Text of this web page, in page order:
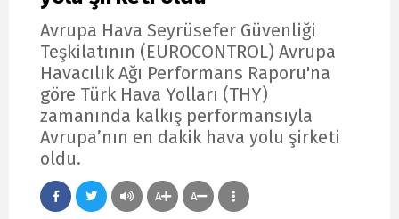
Avrupa Hava Seyrüsefer Güvenliği
Teşkilatının (EUROCONTROL) Avrupa
Havacılık Ağı Performans Raporu'na
göre Türk Hava Yolları (THY)
zamanında kalkış performansıyla
Avrupa’nın en dakik hava yolu şirketi
oldu.
A A